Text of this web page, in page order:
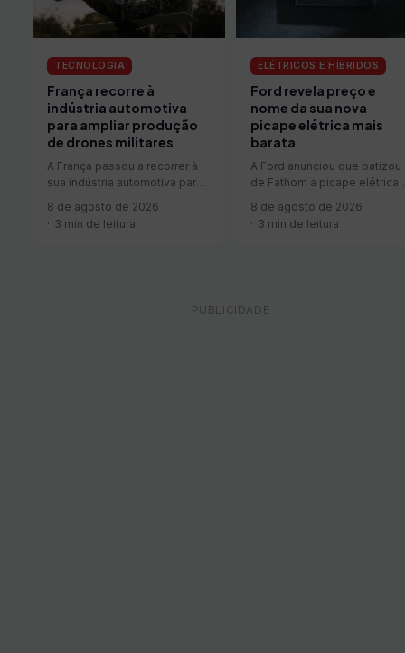
TECNOLOGIA
França recorre à
indústria automotiva
para ampliar produção
de drones militares
A França passou a recorrer à
sua indústria automotiva para
drones militares. Desde o…
8 de agosto de 2026
3 min de leitura
ELÉTRICOS E HÍBRIDOS
Ford revela preço e
nome da sua nova
picape elétrica mais
barata
A Ford anunciou que batizou
de Fathom a picape elétrica
por menos de US$…
8 de agosto de 2026
3 min de leitura